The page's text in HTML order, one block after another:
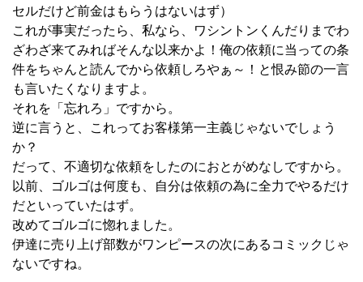
セルだけど前金はもらうはないはず）
これが事実だったら、私なら、ワシントンくんだりまでわ
ざわざ来てみればそんな以来かよ！俺の依頼に当っての条
件をちゃんと読んでから依頼しろやぁ～！と恨み節の一言
も言いたくなりますよ。
それを「忘れろ」ですから。
逆に言うと、これってお客様第一主義じゃないでしょう
か？
だって、不適切な依頼をしたのにおとがめなしですから。
以前、ゴルゴは何度も、自分は依頼の為に全力でやるだけ
だといっていたはず。
改めてゴルゴに惚れました。
伊達に売り上げ部数がワンピースの次にあるコミックじゃ
ないですね。